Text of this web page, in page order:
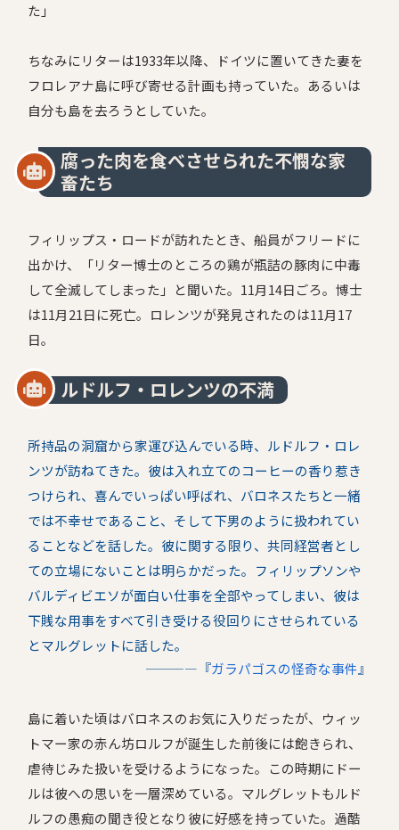
た」
ちなみにリターは1933年以降、ドイツに置いてきた妻を
フロレアナ島に呼び寄せる計画も持っていた。あるいは
自分も島を去ろうとしていた。
腐った肉を食べさせられた不憫な家
畜たち
フィリップス・ロードが訪れたとき、船員がフリードに
出かけ、「リター博士のところの鶏が瓶詰の豚肉に中毒
して全滅してしまった」と聞いた。11月14日ごろ。博士
は11月21日に死亡。ロレンツが発見されたのは11月17
日。
ルドルフ・ロレンツの不満
所持品の洞窟から家運び込んでいる時、ルドルフ・ロレ
ンツが訪ねてきた。彼は入れ立てのコーヒーの香り惹き
つけられ、喜んでいっぱい呼ばれ、バロネスたちと一緒
では不幸せであること、そして下男のように扱われてい
ることなどを話した。彼に関する限り、共同経営者とし
ての立場にないことは明らかだった。フィリップソンや
バルディビエソが面白い仕事を全部やってしまい、彼は
下賎な用事をすべて引き受ける役回りにさせられている
とマルグレットに話した。
――――『ガラパゴスの怪奇な事件』
島に着いた頃はバロネスのお気に入りだったが、ウィッ
トマー家の赤ん坊ロルフが誕生した前後には飽きられ、
虐待じみた扱いを受けるようになった。この時期にドー
ルは彼への思いを一層深めている。マルグレットもルド
ルフの愚痴の聞き役となり彼に好感を持っていた。過酷